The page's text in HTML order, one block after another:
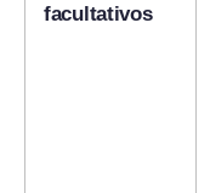
facultativos